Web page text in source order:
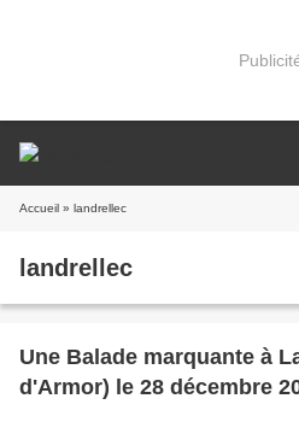
Accueil » landrellec
landrellec
Une Balade marquante à
d'Armor) le 28 décembre